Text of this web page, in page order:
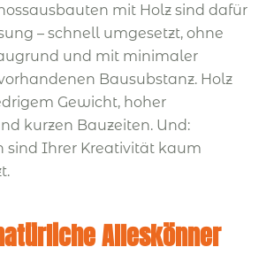
mit Holz sind dafür
– schnell umgesetzt, ohne
und mit minimaler
Bausubstanz. Holz
Gewicht, hoher
kurzen Bauzeiten. Und:
sind Ihrer Kreativität kaum
Alleskönner